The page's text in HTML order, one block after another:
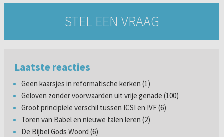
STEL EEN VRAAG
Laatste reacties
Geen kaarsjes in reformatische kerken (1)
Geloven zonder voorwaarden uit vrije genade (100)
Groot principiële verschil tussen ICSI en IVF (6)
Toren van Babel en nieuwe talen leren (2)
De Bijbel Gods Woord (6)